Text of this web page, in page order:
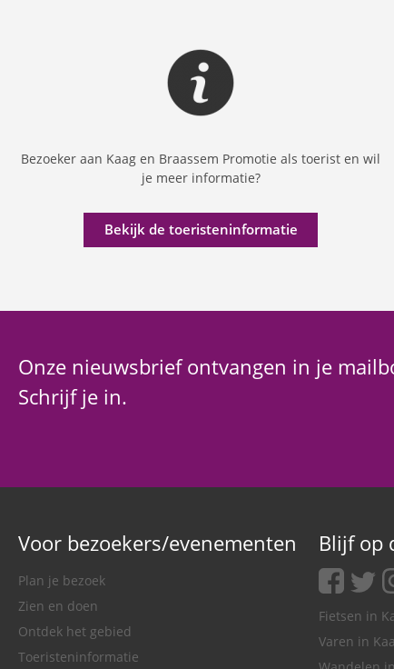
Bezoeker aan Kaag en Braassem Promotie als toerist en wil
je meer informatie?
Bekijk de toeristeninformatie
Onze nieuwsbrief ontvangen in je
Schrijf je in.
Voor bezoekers/evenementen
Plan je bezoek
Zien en doen
Ontdek het gebied
Toeristeninformatie
Blijf op
facebook
twitter
Fietsen in
Varen in